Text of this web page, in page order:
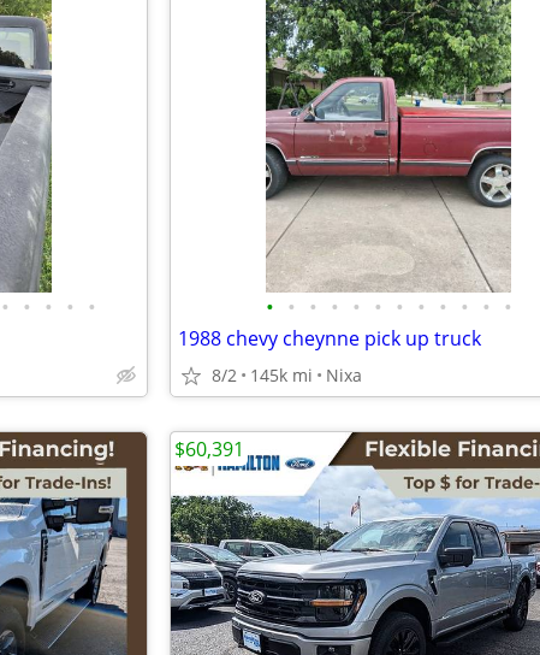
• • • • • • • • • • • • • • • • •
1988 chevy cheynne pick up truck
8/2 145k mi Nixa
$60,391